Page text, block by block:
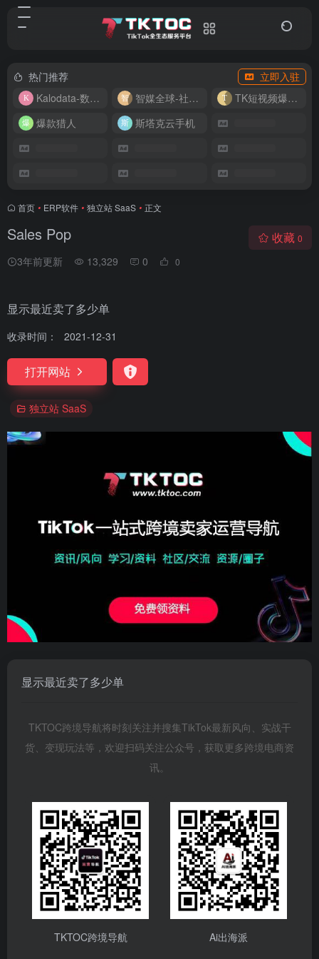
热门推荐
立即入驻
Kalodata-数据分析平台
智媒全球-社媒管理平台
TK短视频爆款复刻
爆款猎人
斯塔克云手机
首页 • ERP软件 • 独立站 SaaS • 正文
Sales Pop
3年前更新 13,329 0 0
收藏 0
显示最近卖了多少单
收录时间： 2021-12-31
打开网站
独立站 SaaS
显示最近卖了多少单
TKTOC跨境导航将时刻关注并搜集TikTok最新风向、实战干
货、变现玩法等，欢迎扫码关注公众号，获取更多跨境电商资
讯。
TKTOC跨境导航 Ai出海派